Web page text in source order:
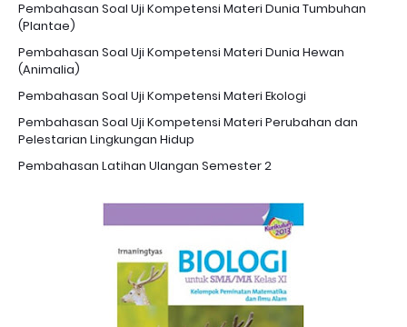
Pembahasan Soal Uji Kompetensi Materi Dunia Tumbuhan
(Plantae)
Pembahasan Soal Uji Kompetensi Materi Dunia Hewan
(Animalia)
Pembahasan Soal Uji Kompetensi Materi Ekologi
Pembahasan Soal Uji Kompetensi Materi Perubahan dan
Pelestarian Lingkungan Hidup
Pembahasan Latihan Ulangan Semester 2